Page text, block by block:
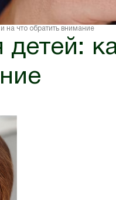
на что обратить внимание